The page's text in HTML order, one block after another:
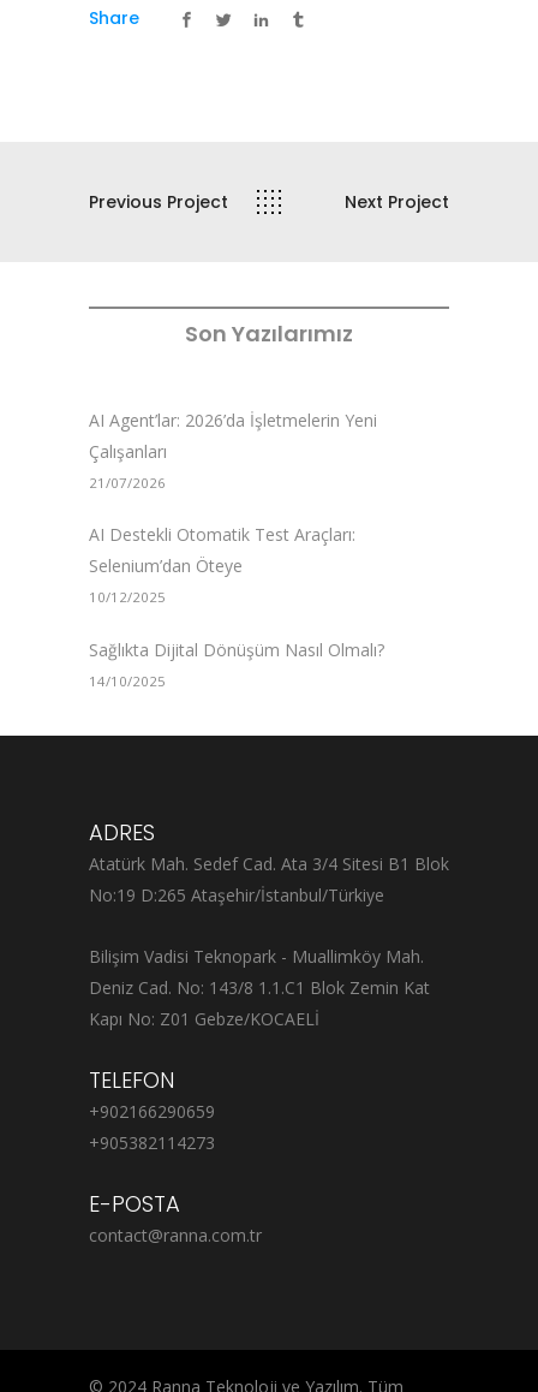
Share
Previous Project Next Project
Son Yazılarımız
AI Agent’lar: 2026’da İşletmelerin Yeni
Çalışanları
21/07/2026
AI Destekli Otomatik Test Araçları:
Selenium’dan Öteye
10/12/2025
Sağlıkta Dijital Dönüşüm Nasıl Olmalı?
14/10/2025
ADRES
Atatürk Mah. Sedef Cad. Ata 3/4 Sitesi B1 Blok
No:19 D:265 Ataşehir/İstanbul/Türkiye
Bilişim Vadisi Teknopark - Muallimköy Mah.
Deniz Cad. No: 143/8 1.1.C1 Blok Zemin Kat
Kapı No: Z01 Gebze/KOCAELİ
TELEFON
+902166290659
+905382114273
E-POSTA
contact@ranna.com.tr
© 2024 Ranna Teknoloji ve Yazılım. Tüm